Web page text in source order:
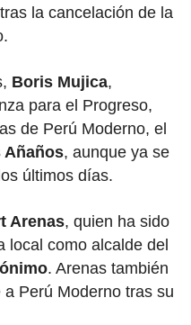
la cancelación de la
Boris Mujica,
para el Progreso,
de Perú Moderno, el
Añaños, aunque ya se
últimos días.
Arenas, quien ha sido
local como alcalde del
. Arenas también
Perú Moderno tras su